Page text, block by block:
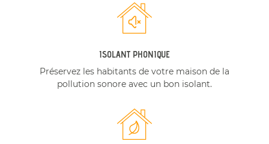
ISOLANT PHONIQUE
Préservez les habitants de votre maison de la
pollution sonore avec un bon isolant.